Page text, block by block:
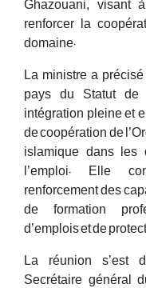
Ghazouani, visant
renforcer la
domaine.
La ministre a
pays du Statut de
intégration pleine et
de coopération de
islamique dans les
l’emploi. Elle
renforcement des
de formation
d’emplois et de
La réunion s’est
Secrétaire général